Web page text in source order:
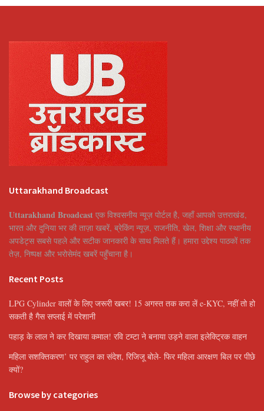
Uttarakhand Broadcast
Uttarakhand Broadcast एक विश्वसनीय न्यूज़ पोर्टल है, जहाँ आपको उत्तराखंड,
भारत और दुनिया भर की ताज़ा खबरें, ब्रेकिंग न्यूज़, राजनीति, खेल, शिक्षा और स्थानीय
अपडेट्स सबसे पहले और सटीक जानकारी के साथ मिलते हैं। हमारा उद्देश्य पाठकों तक
तेज़, निष्पक्ष और भरोसेमंद खबरें पहुँचाना है।
Recent Posts
LPG Cylinder वालों के लिए जरूरी खबर! 15 अगस्त तक करा लें e-KYC, नहीं तो हो
सकती है गैस सप्लाई में परेशानी
पहाड़ के लाल ने कर दिखाया कमाल! रवि टम्टा ने बनाया उड़ने वाला इलेक्ट्रिक वाहन
महिला सशक्तिकरण’ पर राहुल का संदेश, रिजिजू बोले- फिर महिला आरक्षण बिल पर पीछे
क्यों?
Browse by categories